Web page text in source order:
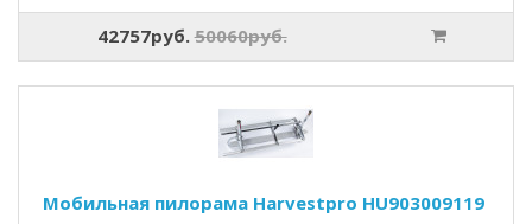
42757руб. 50060руб.
Мобильная пилорама Harvestpro HU903009119